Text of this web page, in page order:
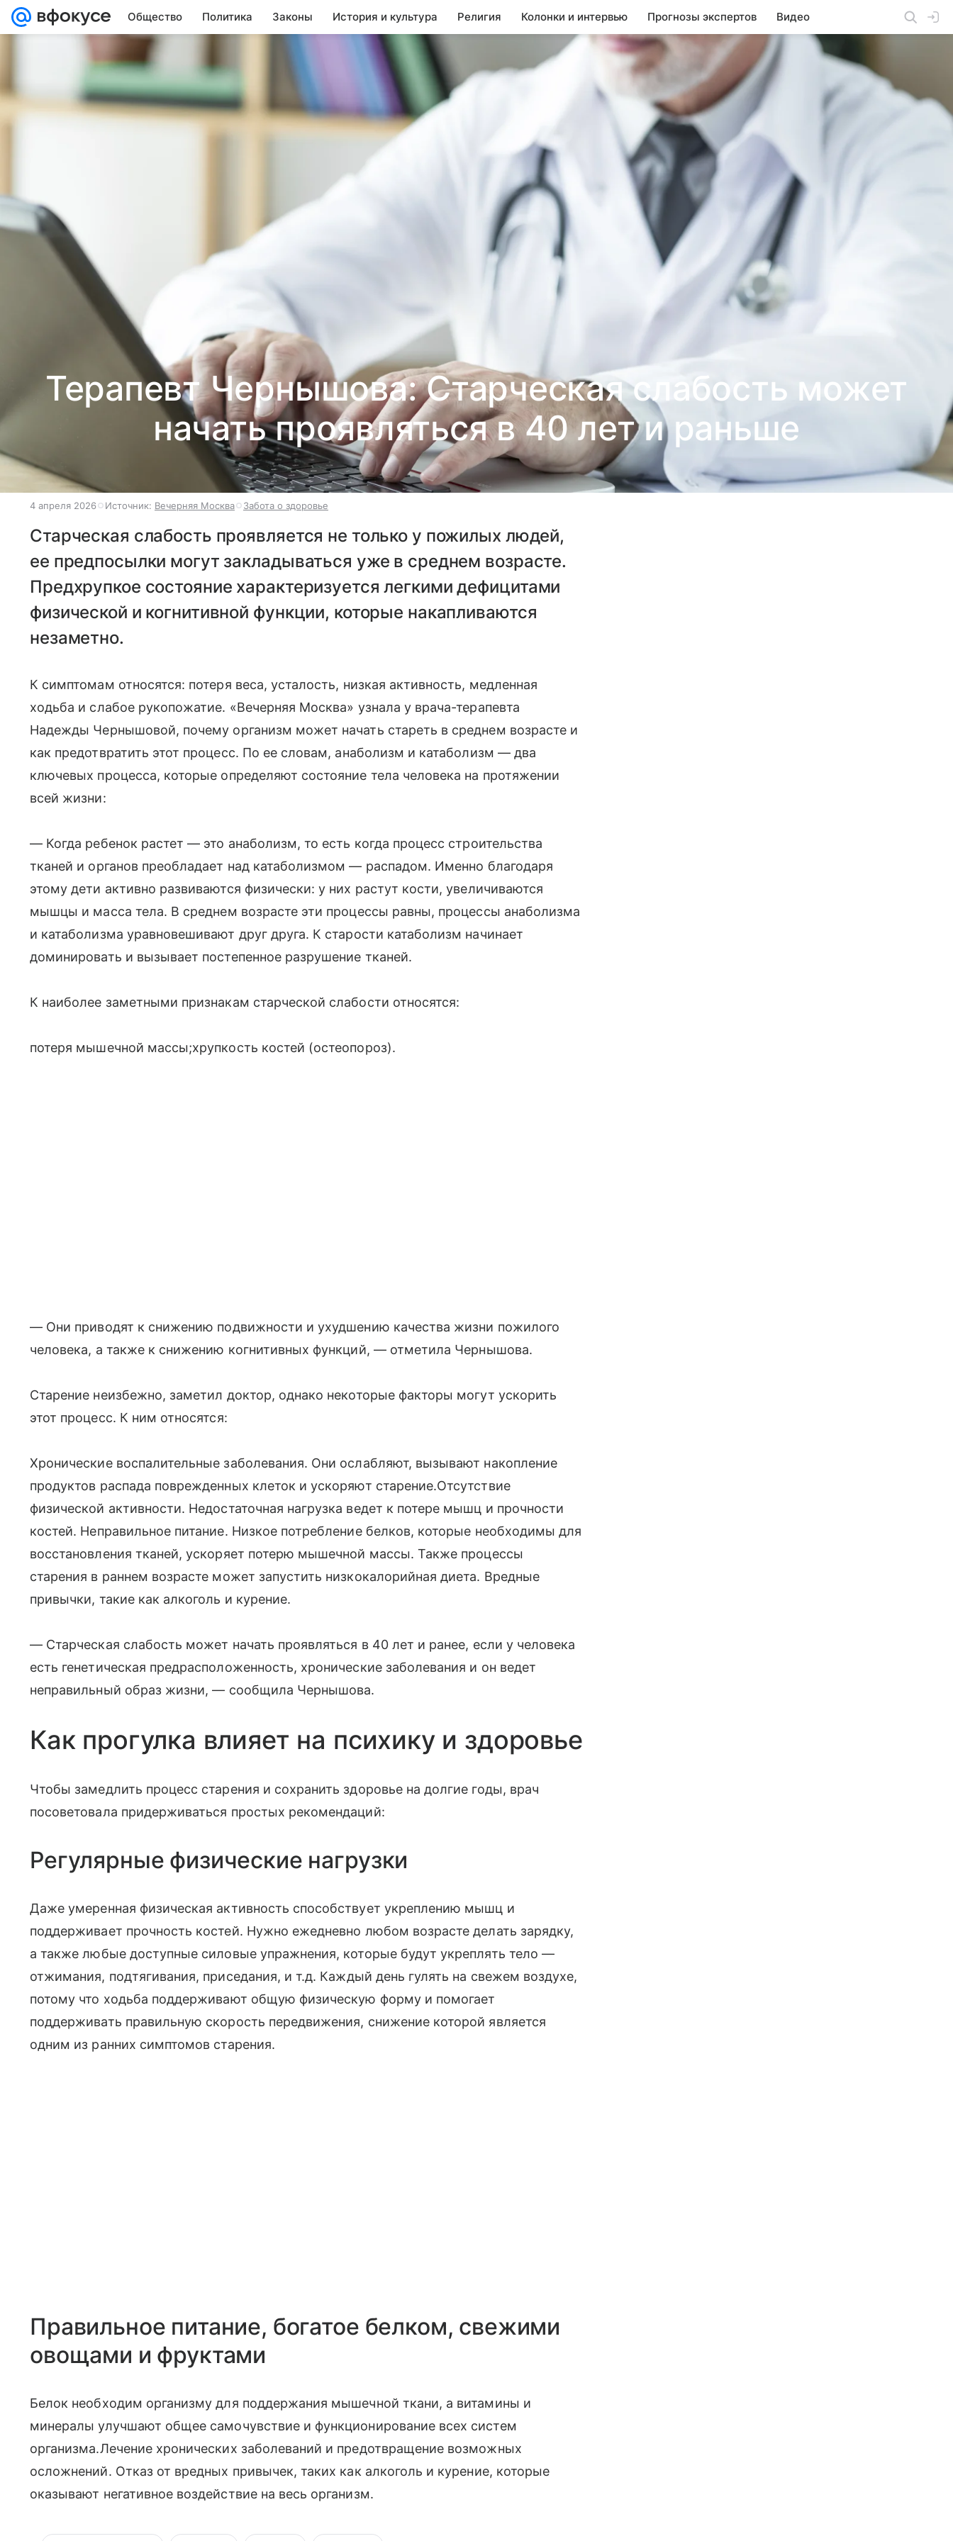
Общество Политика Законы История и культура Религия Колонки и интервью Прогнозы экспертов Видео
Терапевт Чернышова: Старческая слабость может
начать проявляться в 40 лет и раньше
4 апреля 2026 Источник: Вечерняя Москва Забота о здоровье
Старческая слабость проявляется не только у пожилых людей,
ее предпосылки могут закладываться уже в среднем возрасте.
Предхрупкое состояние характеризуется легкими дефицитами
физической и когнитивной функции, которые накапливаются
незаметно.
К симптомам относятся: потеря веса, усталость, низкая активность, медленная
ходьба и слабое рукопожатие. «Вечерняя Москва» узнала у врача-терапевта
Надежды Чернышовой, почему организм может начать стареть в среднем возрасте и
как предотвратить этот процесс. По ее словам, анаболизм и катаболизм — два
ключевых процесса, которые определяют состояние тела человека на протяжении
всей жизни:
— Когда ребенок растет — это анаболизм, то есть когда процесс строительства
тканей и органов преобладает над катаболизмом — распадом. Именно благодаря
этому дети активно развиваются физически: у них растут кости, увеличиваются
мышцы и масса тела. В среднем возрасте эти процессы равны, процессы анаболизма
и катаболизма уравновешивают друг друга. К старости катаболизм начинает
доминировать и вызывает постепенное разрушение тканей.
К наиболее заметными признакам старческой слабости относятся:
потеря мышечной массы;хрупкость костей (остеопороз).
— Они приводят к снижению подвижности и ухудшению качества жизни пожилого
человека, а также к снижению когнитивных функций, — отметила Чернышова.
Старение неизбежно, заметил доктор, однако некоторые факторы могут ускорить
этот процесс. К ним относятся:
Хронические воспалительные заболевания. Они ослабляют, вызывают накопление
продуктов распада поврежденных клеток и ускоряют старение.Отсутствие
физической активности. Недостаточная нагрузка ведет к потере мышц и прочности
костей. Неправильное питание. Низкое потребление белков, которые необходимы для
восстановления тканей, ускоряет потерю мышечной массы. Также процессы
старения в раннем возрасте может запустить низкокалорийная диета. Вредные
привычки, такие как алкоголь и курение.
— Старческая слабость может начать проявляться в 40 лет и ранее, если у человека
есть генетическая предрасположенность, хронические заболевания и он ведет
неправильный образ жизни, — сообщила Чернышова.
Как прогулка влияет на психику и здоровье
Чтобы замедлить процесс старения и сохранить здоровье на долгие годы, врач
посоветовала придерживаться простых рекомендаций:
Регулярные физические нагрузки
Даже умеренная физическая активность способствует укреплению мышц и
поддерживает прочность костей. Нужно ежедневно любом возрасте делать зарядку,
а также любые доступные силовые упражнения, которые будут укреплять тело —
отжимания, подтягивания, приседания, и т.д. Каждый день гулять на свежем воздухе,
потому что ходьба поддерживают общую физическую форму и помогает
поддерживать правильную скорость передвижения, снижение которой является
одним из ранних симптомов старения.
Правильное питание, богатое белком, свежими
овощами и фруктами
Белок необходим организму для поддержания мышечной ткани, а витамины и
минералы улучшают общее самочувствие и функционирование всех систем
организма.Лечение хронических заболеваний и предотвращение возможных
осложнений. Отказ от вредных привычек, таких как алкоголь и курение, которые
оказывают негативное воздействие на весь организм.